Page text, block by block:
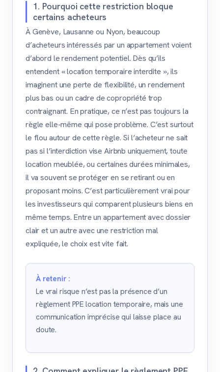
1. Pourquoi cette restriction bloque
certains acheteurs
À Genève, Lausanne ou Nyon, beaucoup
d’acheteurs intéressés par un appartement voient
d’abord le rendement potentiel. Dès qu’ils
entendent « location temporaire interdite », ils
imaginent une perte de flexibilité, un rendement
plus bas ou un cadre de copropriété trop
contraignant. En pratique, ce n’est pas toujours la
règle elle-même qui pose problème. C’est surtout
le flou autour de cette règle. Si l’acheteur ne sait
pas si l’interdiction vise Airbnb uniquement, toute
location meublée, ou certaines durées minimales,
il va souvent se protéger en se retirant ou en
proposant moins. C’est particulièrement vrai pour
les investisseurs qui comparent plusieurs biens en
même temps. Entre un appartement avec dossier
clair et un autre avec une restriction mal
expliquée, le choix est vite fait.
À retenir :
Le vrai risque n’est pas la présence d’un
règlement PPE location temporaire, mais une
communication imprécise qui laisse place au
doute.